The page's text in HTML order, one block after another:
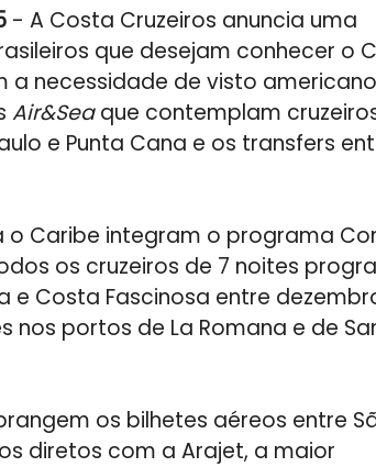
- A Costa Cruzeiros anuncia uma
que desejam conhecer o
necessidade de visto
Air&Seaque contemplam
e Punta Cana e os transfers
Caribe integram o programa
os cruzeiros de 7 noites
Costa Fascinosa entre
nos portos de La Romana e de
os bilhetes aéreos entre
diretos com a Arajet, a maior